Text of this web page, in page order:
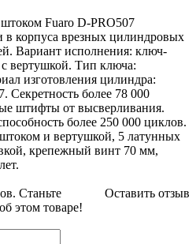
Fuaro D-PRO507
в корпуса врезных цилиндровых
Вариант исполнения: ключ-
вертушкой. Тип ключа:
изготовления цилиндра:
Секретность более 78 000
штифты от высверливания.
более 250 000 циклов.
и вертушкой, 5 латунных
крепежный винт 70 мм,
Оставить отзыв
Станьте
этом товаре!